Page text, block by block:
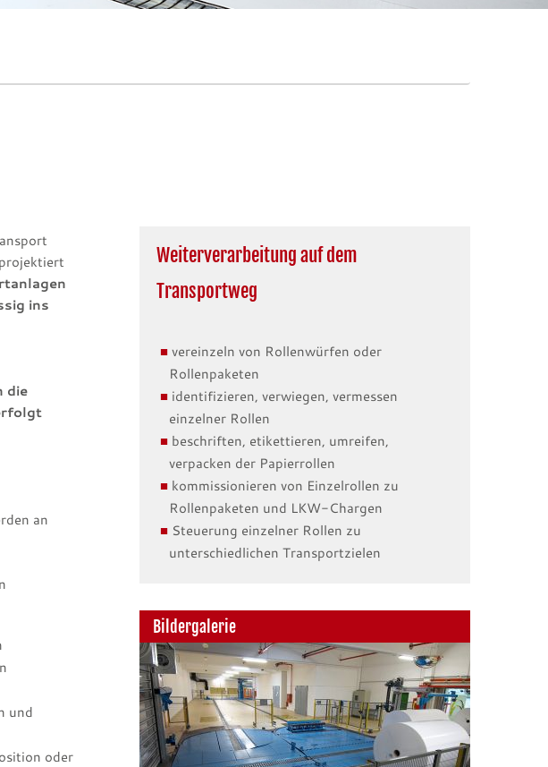
ins
die
an
und
oder
Weiterverarbeitung auf dem
Transportweg
vereinzeln von Rollenwürfen oder
Rollenpaketen
identifizieren, verwiegen, vermessen
einzelner Rollen
beschriften, etikettieren, umreifen,
verpacken der Papierrollen
kommissionieren von Einzelrollen zu
Rollenpaketen und LKW-Chargen
Steuerung einzelner Rollen zu
unterschiedlichen Transportzielen
Bildergalerie